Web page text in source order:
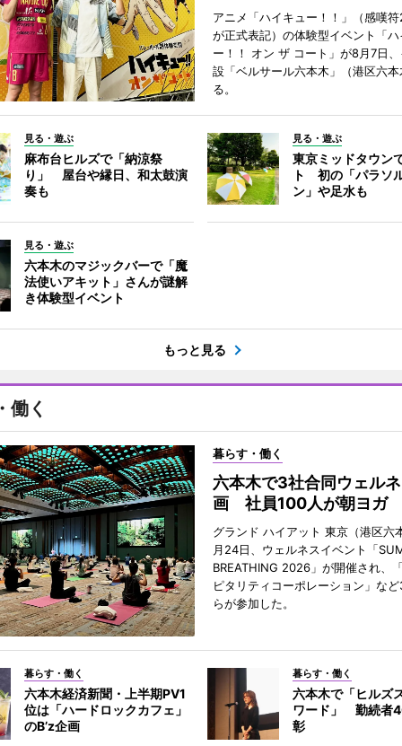
アニメ「ハイキュー！！」（感嘆
が正式表記）の体験型イベント「ハ
ー！！ オン ザ コート」が8月7日
設「ベルサール六本木」（港区六
る。
見る・遊ぶ
麻布台ヒルズで「納涼祭
り」 屋台や縁日、和太鼓演
奏も
見る・遊ぶ
東京ミッドタウン
ト 初の「パラソ
ン」や足水も
見る・遊ぶ
六本木のマジックバーで「魔
法使いアキット」さんが謎解
き体験型イベント
もっと見る
働く
暮らす・働く
六本木で3社合同ウェル
画 社員100人が朝ヨガ
グランド ハイアット 東京（港区六
月24日、ウェルネスイベント「
BREATHING 2026」が開催され、
ピタリティコーポレーション」な
らが参加した。
暮らす・働く
六本木経済新聞・上半期PV1
位は「ハードロックカフェ」
のB’z企画
暮らす・働く
六本木で「ヒルズ
ワード」 勤続者
彰